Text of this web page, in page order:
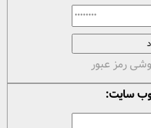
رمز عبور
سایت: